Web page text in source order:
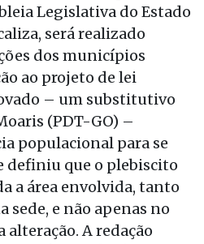
Legislativa do Estado
será realizado
dos municípios
ao projeto de lei
– um substitutivo
(PDT-GO) –
populacional para se
definiu que o plebiscito
a área envolvida, tanto
e não apenas no
A redação